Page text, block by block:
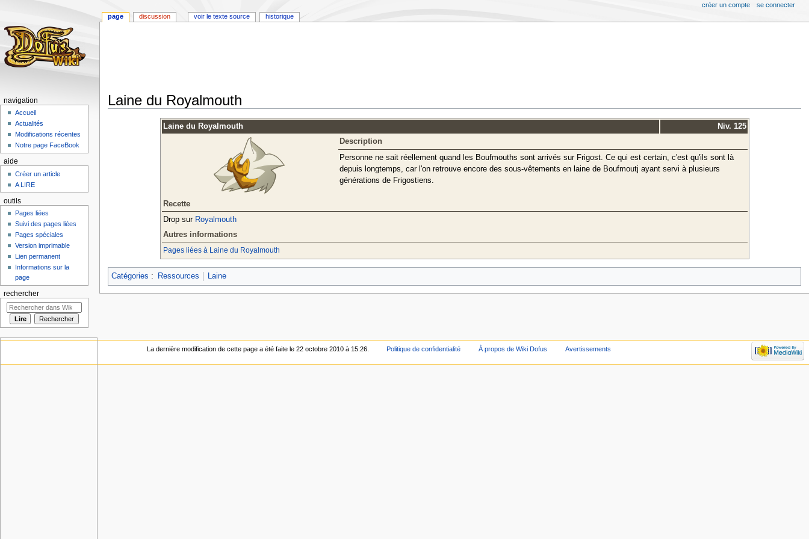
Laine du Royalmouth
Laine du Royalmouth
Niv. 125
Description
Personne ne sait réellement quand les Boufmouths sont arrivés sur Frigost. Ce qui est certain, c'est qu'ils sont là
depuis longtemps, car l'on retrouve encore des sous-vêtements en laine de Boufmoutj ayant servi à plusieurs
générations de Frigostiens.
Recette
Drop sur Royalmouth
Autres informations
Pages liées à Laine du Royalmouth
Catégories : Ressources Laine
page discussion voir le texte source historique
créer un compte se connecter
navigation
Accueil
Actualités
Modifications récentes
Notre page FaceBook
aide
Créer un article
A LIRE
outils
Pages liées
Suivi des pages liées
Pages spéciales
Version imprimable
Lien permanent
Informations sur la
page
rechercher
La dernière modification de cette page a été faite le 22 octobre 2010 à 15:26. Politique de confidentialité À propos de Wiki Dofus Avertissements